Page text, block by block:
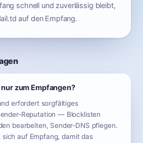
schnell und zuverlässig bleibt,
auf den Empfang.
zum Empfangen?
erfordert sorgfältiges
Reputation — Blocklisten
bearbeiten, Sender-DNS pflegen.
auf Empfang, damit das